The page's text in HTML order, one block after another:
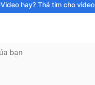
Video hay? Thả tim cho video